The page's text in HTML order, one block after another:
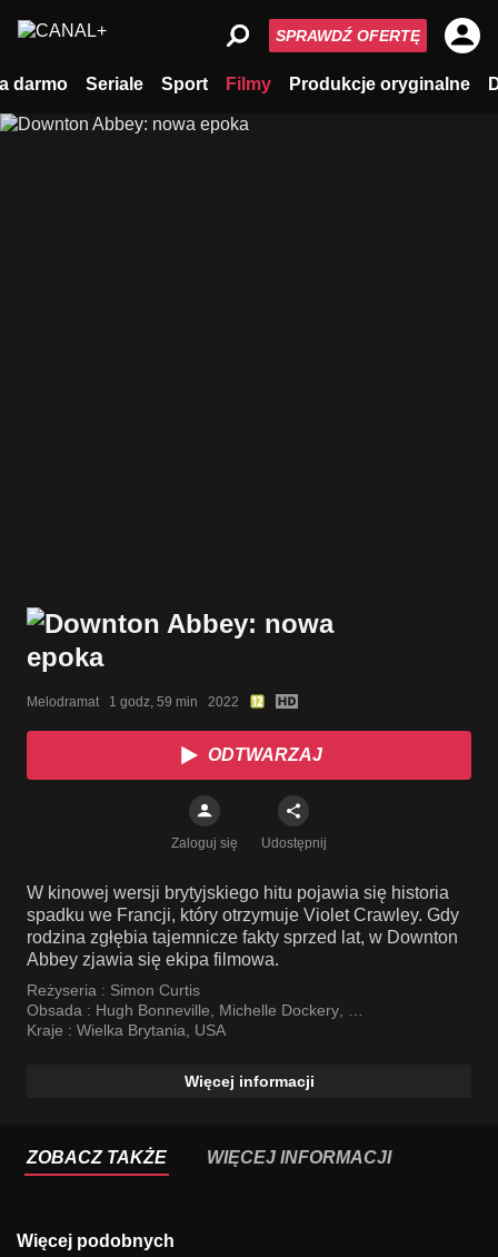
darmo Seriale Sport Filmy Produkcje oryginalne
SPRAWDŹ OFERTĘ
Melodramat   1 godz, 59 min   2022
ODTWARZAJ
Zaloguj się Udostępnij
W kinowej wersji brytyjskiego hitu pojawia się historia
spadku we Francji, który otrzymuje Violet Crawley. Gdy
rodzina zgłębia tajemnicze fakty sprzed lat, w Downton
Abbey zjawia się ekipa filmowa.
Reżyseria : Simon Curtis
Obsada : Hugh Bonneville, Michelle Dockery,
Elizabeth McGovern
Kraje : Wielka Brytania, USA
Więcej informacji
ZOBACZ TAKŻE WIĘCEJ INFORMACJI
Więcej podobnych